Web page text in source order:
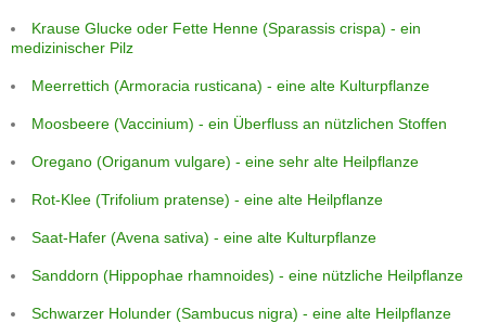
Krause Glucke oder Fette Henne (Sparassis crispa) - ein
medizinischer Pilz
Meerrettich (Armoracia rusticana) - eine alte Kulturpflanze
Moosbeere (Vaccinium) - ein Überfluss an nützlichen Stoffen
Oregano (Origanum vulgare) - eine sehr alte Heilpflanze
Rot-Klee (Trifolium pratense) - eine alte Heilpflanze
Saat-Hafer (Avena sativa) - eine alte Kulturpflanze
Sanddorn (Hippophae rhamnoides) - eine nützliche Heilpflanze
Schwarzer Holunder (Sambucus nigra) - eine alte Heilpflanze